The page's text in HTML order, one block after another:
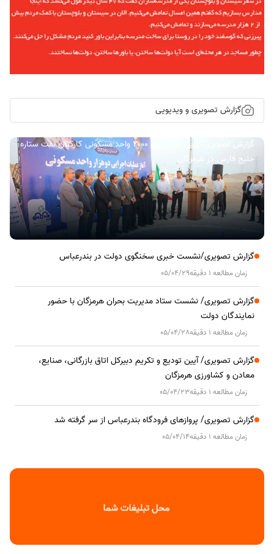
گزارش تصویری و ویدیویی
گزارش تصویری/ آیین کلنگ زنی ۲۰۰۰ واحد مسکونی کارکنان نفت ستاره
خلیج فارس در هرمزگان
گزارش تصویری/نشست خبری سخنگوی دولت در بندرعباس
زمان مطالعه 1 دقیقه 05/04/29
گزارش تصویری/ نشست ستاد مدیریت بحران هرمزگان با حضور
نمایندگان دولت
زمان مطالعه 1 دقیقه 05/04/28
گزارش تصویری/ آیین تودیع و تکریم دبیرکل اتاق بازرگانی، صنایع،
معادن و کشاورزی هرمزگان
زمان مطالعه 1 دقیقه 05/04/23
گزارش تصویری/ پروازهای فرودگاه بندرعباس از سر گرفته شد
زمان مطالعه 1 دقیقه 05/04/14